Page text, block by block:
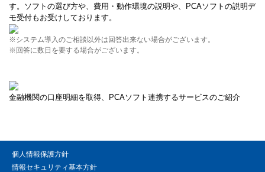
す。ソフトの選び方や、費用・動作環境の説明や、PCAソフトの説明デ
モ受付もお受けしております。
※システム導入のご相談以外は回答出来ない場合がございます。
※回答に数日を要する場合がございます。
金融機関の口座明細を取得、PCAソフト連携するサービスのご紹介
個人情報保護方針
情報セキュリティ基本方針